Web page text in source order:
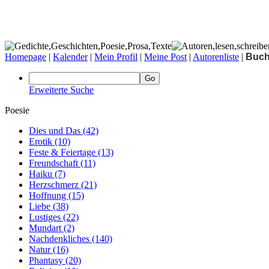
Homepage | Kalender| Mein Profil | Meine Post | Autorenliste |
Erweiterte Suche
Poesie
Dies und Das (42)
Erotik (10)
Feste & Feiertage (13)
Freundschaft (11)
Haiku (7)
Herzschmerz (21)
Hoffnung (15)
Liebe (38)
Lustiges (22)
Mundart (2)
Nachdenkliches (140)
Natur(16)
Phantasy (20)